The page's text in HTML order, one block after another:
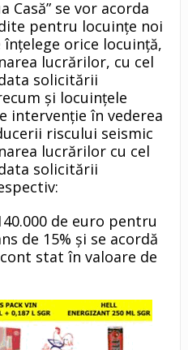
Casă” se vor acorda
pentru locuinţe noi
orice locuinţă,
lucrărilor, cu cel
solicitării
şi locuinţele
intervenţie în vederea
riscului seismic
lucrărilor cu cel
solicitării
de euro pentru
de 15% şi se acordă
stat în valoare de